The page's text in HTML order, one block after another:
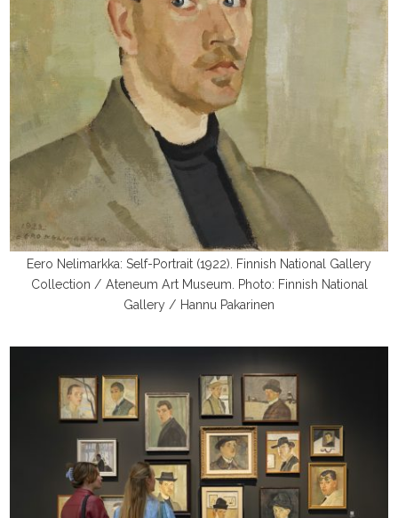
Eero Nelimarkka: Self-Portrait (1922). Finnish National Gallery
Collection / Ateneum Art Museum. Photo: Finnish National
Gallery / Hannu Pakarinen